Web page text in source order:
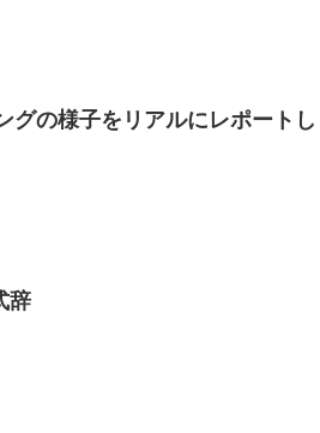
グの様子をリアルにレポート
辞